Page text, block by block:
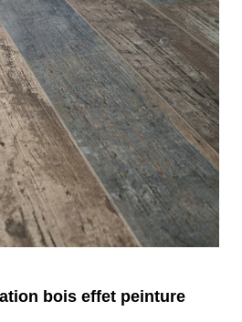
bois effet peinture